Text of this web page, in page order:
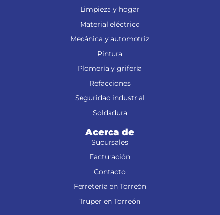
Limpieza y hogar
Material eléctrico
Mecánica y automotriz
Pintura
Plomería y grifería
Refacciones
Seguridad industrial
Soldadura
Acerca de
Sucursales
Facturación
Contacto
Ferretería en Torreón
Truper en Torreón